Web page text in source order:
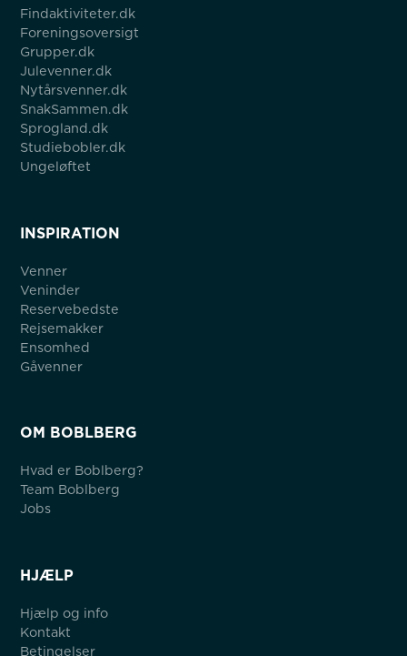
Findaktiviteter.dk
Foreningsoversigt
Grupper.dk
Julevenner.dk
Nytårsvenner.dk
SnakSammen.dk
Sprogland.dk
Studiebobler.dk
Ungeløftet
INSPIRATION
Venner
Veninder
Reservebedste
Rejsemakker
Ensomhed
Gåvenner
OM BOBLBERG
Hvad er Boblberg?
Team Boblberg
Jobs
HJÆLP
Hjælp og info
Kontakt
Betingelser